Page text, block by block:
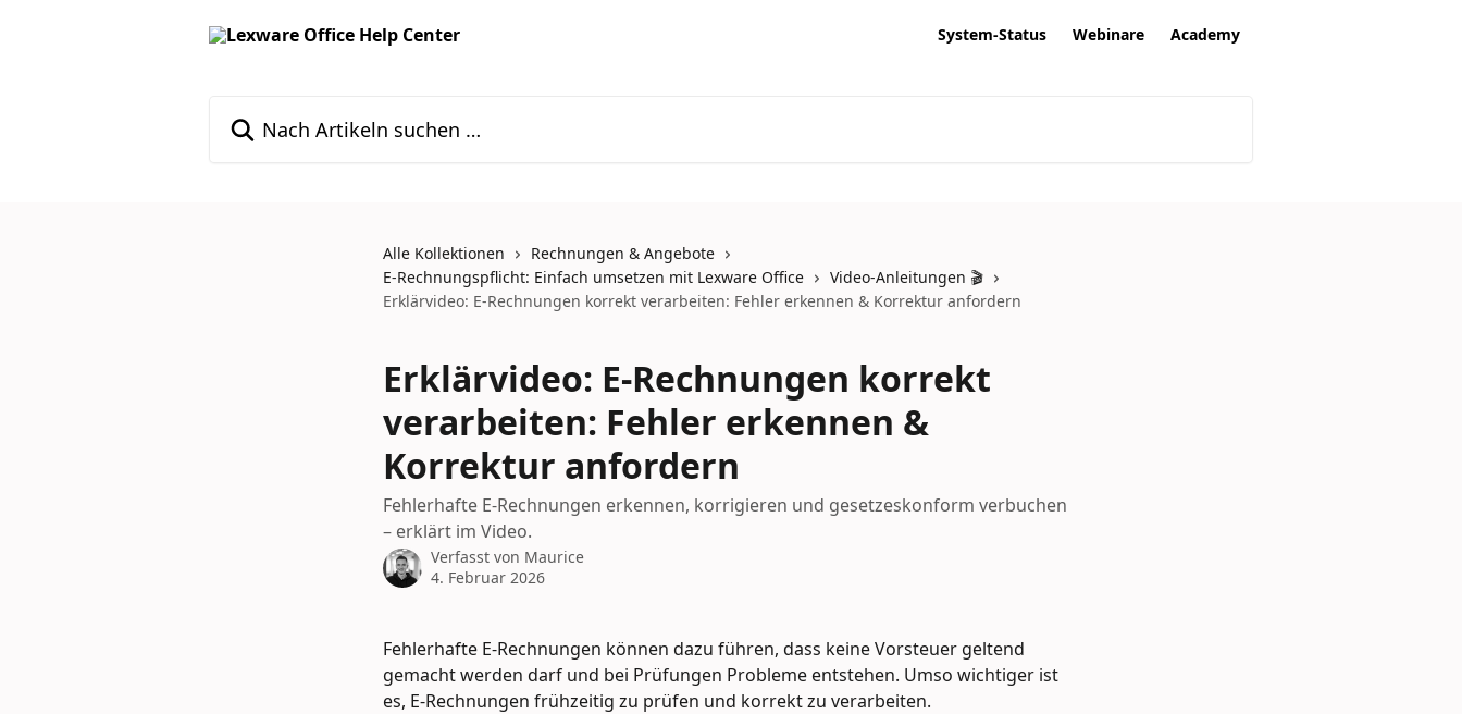
System-Status Webinare Academy
Alle Kollektionen
Rechnungen & Angebote
E-Rechnungspflicht: Einfach umsetzen mit Lexware Office
Video-Anleitungen 🎬
Erklärvideo: E-Rechnungen korrekt verarbeiten: Fehler erkennen & Korrektur anfordern
Erklärvideo: E-Rechnungen korrekt
verarbeiten: Fehler erkennen &
Korrektur anfordern
Fehlerhafte E-Rechnungen erkennen, korrigieren und gesetzeskonform verbuchen
– erklärt im Video.
Verfasst von Maurice
4. Februar 2026
Fehlerhafte E-Rechnungen können dazu führen, dass keine Vorsteuer geltend
gemacht werden darf und bei Prüfungen Probleme entstehen. Umso wichtiger ist
es, E-Rechnungen frühzeitig zu prüfen und korrekt zu verarbeiten.